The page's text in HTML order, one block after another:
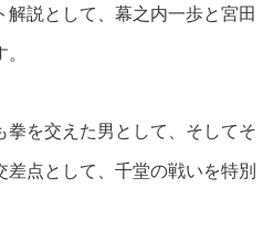
説として、幕之内一歩と宮田
拳を交えた男として、そしてそ
点として、千堂の戦いを特別